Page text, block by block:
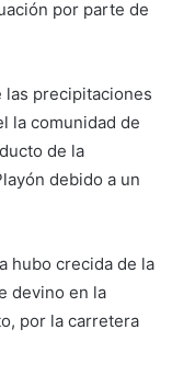
por parte de
las precipitaciones
la comunidad de
de la
debido a un
hubo crecida de la
devino en la
por la carretera